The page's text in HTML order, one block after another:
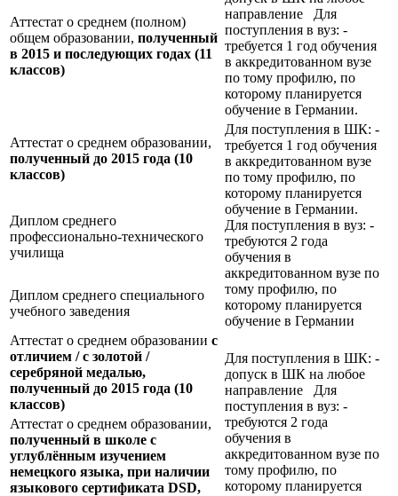
Аттестат о среднем (полном)
общем образовании, полученный
в 2015 и последующих годах (11
классов)
направление Для
поступления в вуз: -
требуется 1 год обучения
в аккредитованном вузе
по тому профилю, по
которому планируется
обучение в Германии.
Аттестат о среднем образовании,
полученный до 2015 года (10
классов)
Для поступления в ШК: -
требуется 1 год обучения
в аккредитованном вузе
по тому профилю, по
которому планируется
обучение в Германии.
Для поступления в вуз: -
требуются 2 года
обучения в
аккредитованном вузе по
тому профилю, по
которому планируется
обучение в Германии
Диплом среднего
профессионально-технического
училища
Диплом среднего специального
учебного заведения
Аттестат о среднем образовании с
отличием / с золотой /
серебряной медалью,
полученный до 2015 года (10
классов)
Для поступления в ШК: -
допуск в ШК на любое
направление Для
поступления в вуз: -
требуются 2 года
обучения в
аккредитованном вузе по
тому профилю, по
которому планируется
Аттестат о среднем образовании,
полученный в школе с
углублённым изучением
немецкого языка, при наличии
языкового сертификата DSD,